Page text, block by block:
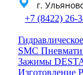
г.
+7 (8422) 26-
SMC
Зажимы
Изготовление